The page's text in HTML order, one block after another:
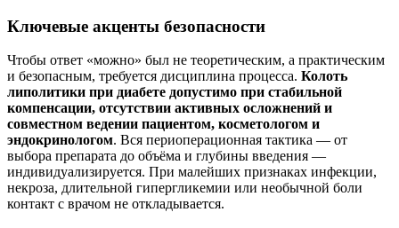
Ключевые акценты безопасности
Чтобы ответ «можно» был не теоретическим, а практическим
и безопасным, требуется дисциплина процесса. Колоть
липолитики при диабете допустимо при стабильной
компенсации, отсутствии активных осложнений и
совместном ведении пациентом, косметологом и
эндокринологом. Вся периоперационная тактика — от
выбора препарата до объёма и глубины введения —
индивидуализируется. При малейших признаках инфекции,
некроза, длительной гипергликемии или необычной боли
контакт с врачом не откладывается.